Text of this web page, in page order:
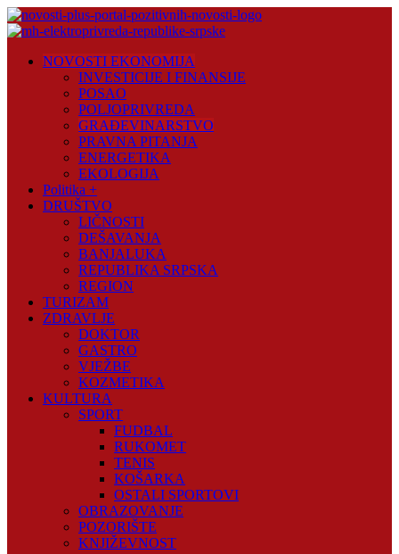
Skip
to
Plus
NOVOSTI EKONOMIJA
INVESTICIJE I FINANSIJE
POSAO
POLJOPRIVREDA
GRAĐEVINARSTVO
PRAVNA PITANJA
ENERGETIKA
EKOLOGIJA
Politika +
DRUŠTVO
LIČNOSTI
DEŠAVANJA
BANJALUKA
REPUBLIKA SRPSKA
REGION
TURIZAM
ZDRAVLJE
DOKTOR
GASTRO
VJEŽBE
KOZMETIKA
KULTURA
SPORT
FUDBAL
RUKOMET
TENIS
KOŠARKA
OSTALI SPORTOVI
OBRAZOVANJE
POZORIŠTE
KNJIŽEVNOST